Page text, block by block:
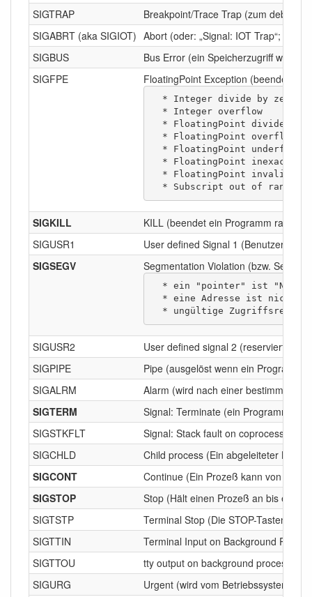
SIGTRAP
Breakpoint/Trace Trap (zum
SIGABRT (aka SIGIOT) Abort (oder: „Signal: IOT Trap“; ein
SIGBUS
Bus Error (ein Speicherzugriff wurd
SIGFPE
FloatingPoint Exception (beendet
  * Subscript out of range
SIGKILL
KILL (beendet ein Programm radikal
SIGUSR1
User defined Signal 1
SIGSEGV
Segmentation Violation (bzw.
  * ungültige Zugriffsrechte
SIGUSR2
User defined signal 2 (reserviert für
SIGPIPE
Pipe (ausgelöst wenn ein Programm
SIGALRM
Alarm (wird nach einer bestimmten
SIGTERM
Signal: Terminate (ein Programm
SIGSTKFLT
Signal: Stack fault on coprocessor
SIGCHLD
Child process (Ein abgeleiteter
SIGCONT
Continue (Ein Prozeß kann von
SIGSTOP
Stop (Hält einen Prozeß an bis ein
SIGTSTP
Terminal Stop (Die STOP-
SIGTTIN
Terminal Input on Background
SIGTTOU
tty output on background process
SIGURG
Urgent (wird vom Betriebssystem